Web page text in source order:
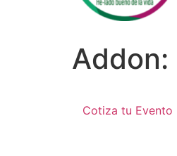
Addon:
Cotiza tu Evento